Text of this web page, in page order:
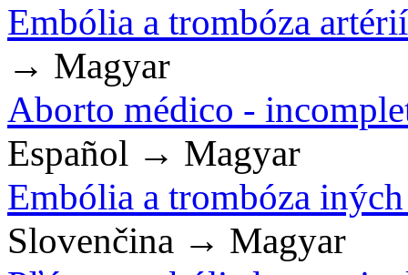
Embólia a trombóza
→ Magyar
Aborto médico -
Español → Magyar
Embólia a trombóza
Slovenčina → Magyar